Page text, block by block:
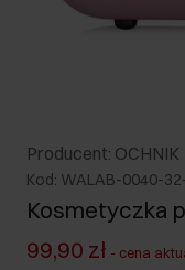
Producent: OCHNIK
Kod: WALAB-0040-
Kosmetyczka
99,90 zł - cena